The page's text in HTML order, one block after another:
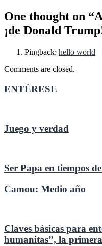
One thought on “
¡de Donald
Pingback: hello world
Comments are closed.
ENTÉRESE
Juego y verdad
Ser Papa en tiempos
Camou: Medio año
Claves básicas para
humanitas”, la